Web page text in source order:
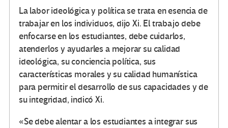
La labor ideológica y política se trata en esencia de
trabajar en los individuos, dijo Xi. El trabajo debe
enfocarse en los estudiantes, debe cuidarlos,
atenderlos y ayudarles a mejorar su calidad
ideológica, su conciencia política, sus
características morales y su calidad humanística
para permitir el desarrollo de sus capacidades y de
su integridad, indicó Xi.
«Se debe alentar a los estudiantes a integrar sus